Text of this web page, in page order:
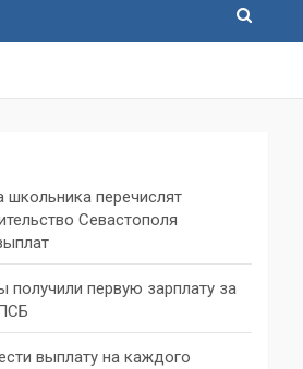
школьника перечислят
Севастополя
первую зарплату за
выплату на каждого